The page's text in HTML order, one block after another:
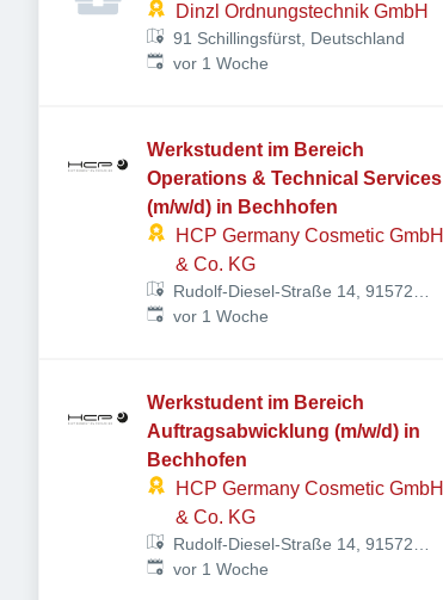
Dinzl Ordnungstechnik GmbH
91 Schillingsfürst, Deutschland
Veröffentlicht:
vor 1 Woche
Werkstudent im Bereich
Operations & Technical Services
(m/w/d) in Bechhofen
HCP Germany Cosmetic GmbH
& Co. KG
Rudolf-Diesel-Straße 14, 91572
Bechhofen, Deutschland
Veröffentlicht:
vor 1 Woche
Werkstudent im Bereich
Auftragsabwicklung (m/w/d) in
Bechhofen
HCP Germany Cosmetic GmbH
& Co. KG
Rudolf-Diesel-Straße 14, 91572
Bechhofen, Deutschland
Veröffentlicht:
vor 1 Woche